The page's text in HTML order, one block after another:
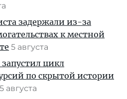
задержали из-за
к местной
5 августа
цикл
по скрытой истории
5 августа